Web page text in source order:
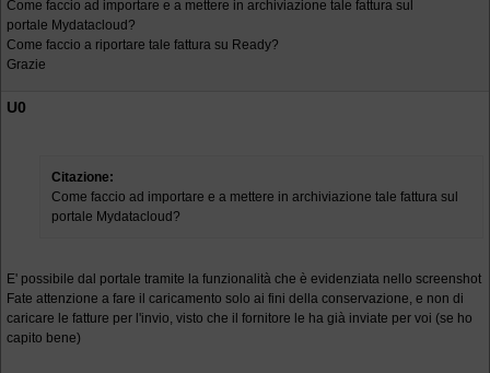
Come faccio ad importare e a mettere in archiviazione tale fattura sul
portale Mydatacloud?
Come faccio a riportare tale fattura su Ready?
Grazie
U0
Citazione:
Come faccio ad importare e a mettere in archiviazione tale fattura sul
portale Mydatacloud?
E' possibile dal portale tramite la funzionalità che è evidenziata nello screenshot
Fate attenzione a fare il caricamento solo ai fini della conservazione, e non di
caricare le fatture per l'invio, visto che il fornitore le ha già inviate per voi (se ho
capito bene)